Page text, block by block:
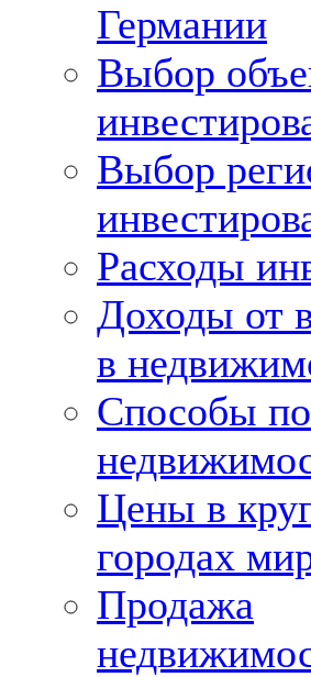
Германии
Выбор
Выбор
Расходы
Доходы от
в
Способы
Цены в
городах
Продажа